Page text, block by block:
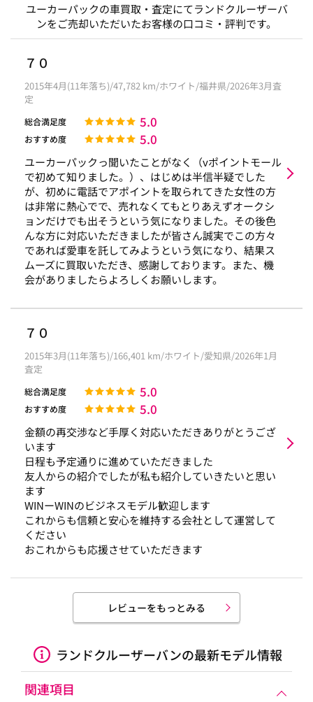
ユーカーパックの車買取・査定にてランドクルーザーバ
ンをご売却いただいたお客様の口コミ・評判です。
７０
2015年4月(11年落ち)/47,782 km/ホワイト/福井県/2026年3月査
定
総合満足度 5.0
おすすめ度 5.0
ユーカーパックっ聞いたことがなく（vポイントモール
で初めて知りました。）、はじめは半信半疑でした
が、初めに電話でアポイントを取られてきた女性の方
は非常に熱心でで、売れなくてもとりあえずオークシ
ョンだけでも出そうという気になりました。その後色
んな方に対応いただきましたが皆さん誠実でこの方々
であれば愛車を託してみようという気になり、結果ス
ムーズに買取いただき、感謝しております。また、機
会がありましたらよろしくお願いします。
７０
2015年3月(11年落ち)/166,401 km/ホワイト/愛知県/2026年1月
査定
総合満足度 5.0
おすすめ度 5.0
金額の再交渉など手厚く対応いただきありがとうござ
います
日程も予定通りに進めていただきました
友人からの紹介でしたが私も紹介していきたいと思い
ます
WINーWINのビジネスモデル歓迎します
これからも信頼と安心を維持する会社として運営して
ください
おこれからも応援させていただきます
レビューをもっとみる
ランドクルーザーバンの最新モデル情報
関連項目